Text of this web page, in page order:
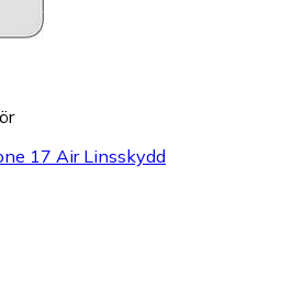
17 Air Linsskydd